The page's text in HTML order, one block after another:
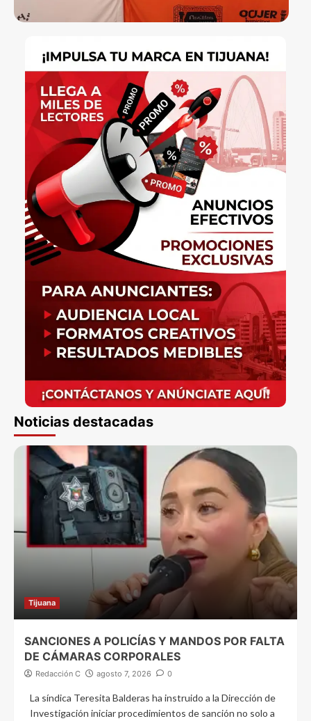
Noticias destacadas
Tijuana
SANCIONES A POLICÍAS Y MANDOS POR FALTA
DE CÁMARAS CORPORALES
Redacción C agosto 7, 2026 0
La síndica Teresita Balderas ha instruido a la Dirección de
Investigación iniciar procedimientos de sanción no solo a